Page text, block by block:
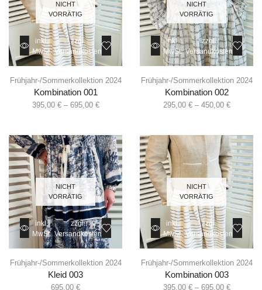
NICHT
VORRÄTIG
inkl.
MwSt.
zzgl.
Versandkosten
Frühjahr-/Sommerkollektion 2024
Kombination 001
395,00 €– 695,00 €
NICHT
VORRÄTIG
inkl.
MwSt.
zzgl.
Versandkosten
Frühjahr-/Sommerkollektion 2024
Kombination 002
295,00 €– 450,00 €
NICHT
VORRÄTIG
inkl.
MwSt.
zzgl.
Versandkosten
Frühjahr-/Sommerkollektion 2024
Kleid 003
695,00 €
NICHT
VORRÄTIG
inkl.
MwSt.
zzgl.
Versandkosten
Frühjahr-/Sommerkollektion 2024
Kombination 003
395,00 €– 695,00 €